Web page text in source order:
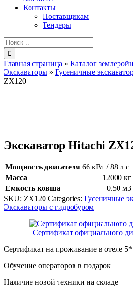
Контакты
Поставщикам
Тендеры
Результат
поиска:
Главная страница » Каталог
Экскаваторы » Гусеничные
ZX120
Экскаватор Hitachi
Мощность двигателя 66 кВт / 88 л.с.
Масса
12000 кг
Емкость ковша
0.50 м3
SKU: ZX120 Categories: Гусеничные
Экскаваторы с гидробуром
Сертификат официального
Сертификат на проживание в отеле
Обучение операторов в подарок
Наличие новой техники на складе